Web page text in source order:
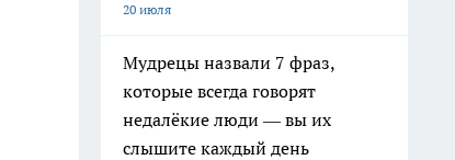
20 июля
Мудрецы назвали 7 фраз,
которые всегда говорят
недалёкие люди — вы их
слышите каждый день